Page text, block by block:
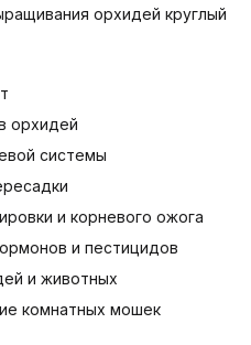
орхидей круглый
орхидей
системы
и корневого ожога
и пестицидов
и животных
комнатных мошек